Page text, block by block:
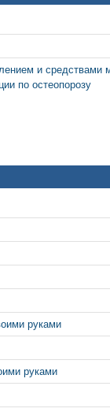
и средствами
по остеопорозу
руками
руками